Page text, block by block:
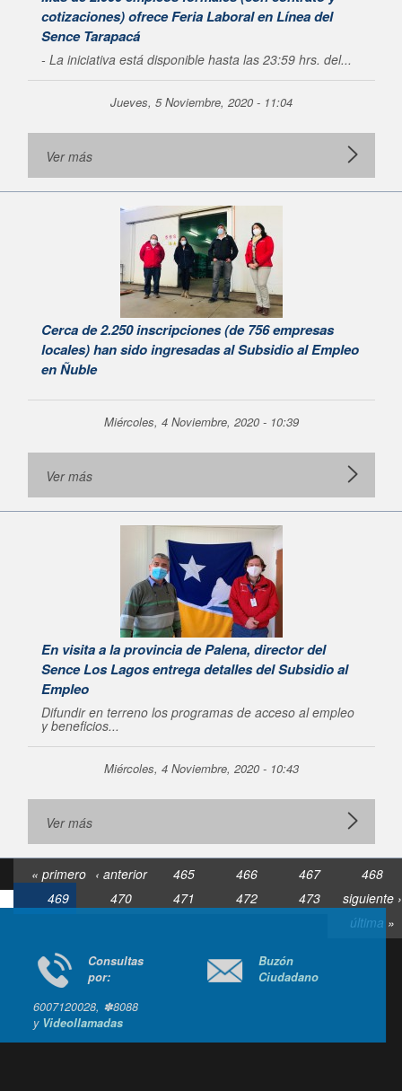
cotizaciones) ofrece Feria Laboral en Línea del
Sence Tarapacá
- La iniciativa está disponible hasta las 23:59 hrs. del...
Jueves, 5 Noviembre, 2020 - 11:04
Ver más
Cerca de 2.250 inscripciones (de 756 empresas
locales) han sido ingresadas al Subsidio al Empleo
en Ñuble
Miércoles, 4 Noviembre, 2020 - 10:39
Ver más
En visita a la provincia de Palena, director del
Sence Los Lagos entrega detalles del Subsidio al
Empleo
Difundir en terreno los programas de acceso al empleo
y beneficios...
Miércoles, 4 Noviembre, 2020 - 10:43
Ver más
« primero ‹ anterior 465 466 467
468
469
470 471 472 473
siguiente ›
última »
Consultas
por:
6007120028, ✽8088
yVideollamadas
Buzón
Ciudadano